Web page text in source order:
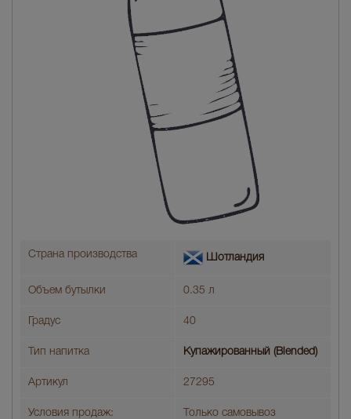
Страна производства Шотландия
Объем бутылки 0.35 л
Градус 40
Тип напитка Купажированный (Blended)
Артикул 27295
Условия продаж: Только самовывоз